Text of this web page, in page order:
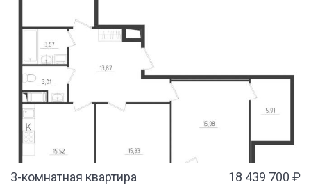
3-комнатная квартира 18 439 700 ₽